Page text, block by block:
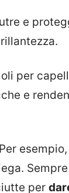
e
per
e
per